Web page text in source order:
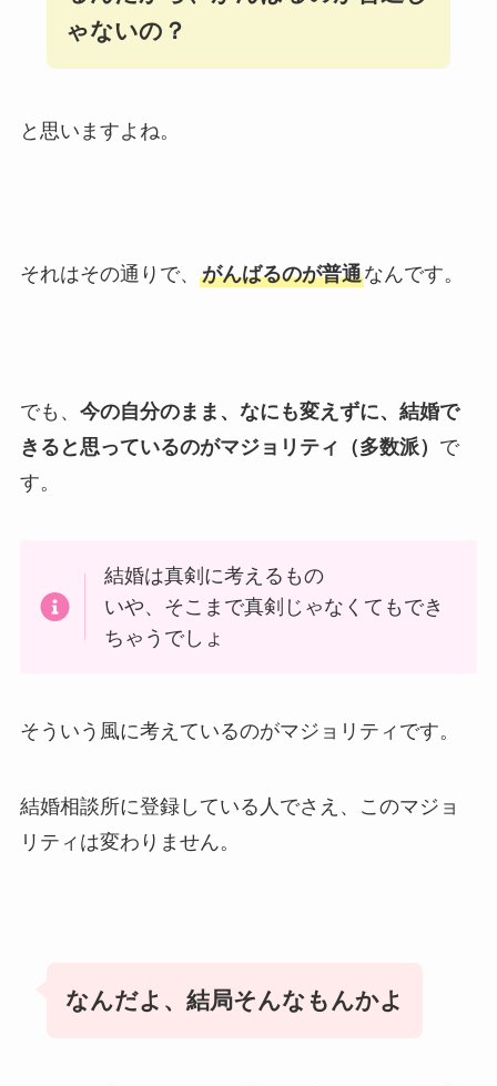
ゃないの？
と思いますよね。
それはその通りで、 がんばるのが普通なんです。
でも、 今の自分のまま、なにも変えずに、結婚で
きると思っているのがマジョリティ（多数派） で
す。
結婚は真剣に考えるもの
いや、そこまで真剣じゃなくてもでき
ちゃうでしょ
そういう風に考えているのがマジョリティです。
結婚相談所に登録している人でさえ、このマジョ
リティは変わりません。
なんだよ、結局そんなもんかよ